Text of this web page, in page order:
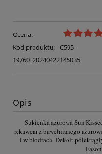
Ocena:
Kod produktu:
C595-
19760_20240422145035
Opis
Sukienka ażurowa Sun
rękawem z bawełnianego
i w biodrach. Dekolt